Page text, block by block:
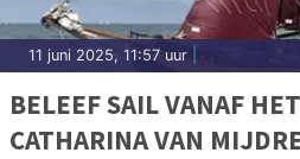
11 juni 2025, 11:57 uur
BELEEF SAIL VANAF
CATHARINA VAN